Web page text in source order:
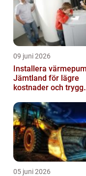
09 juni 2026
Installera
Jämtland för lägre
kostnader och trygg
05 juni 2026